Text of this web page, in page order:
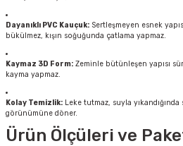
Dayanıklı PVC Kauçuk: Sertleşmeyen esnek
bükülmez, kışın soğuğunda çatlama yapmaz.
Kaymaz 3D Form: Zeminle bütünleşen yapısı
kayma yapmaz.
Kolay Temizlik: Leke tutmaz, suyla
görünümüne döner.
Ürün Ölçüleri ve